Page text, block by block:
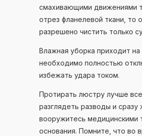
смахивающими движениями
отрез фланелевой ткани, то
разрешено чистить только
Влажная уборка приходит
необходимо полностью
избежать удара током.
Протирать люстру лучше
разглядеть разводы и сразу
вооружитесь медицинскими
основания. Помните, что во